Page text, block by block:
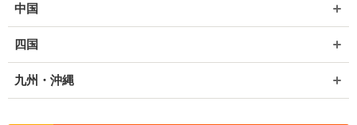
中国
四国
九州・沖縄